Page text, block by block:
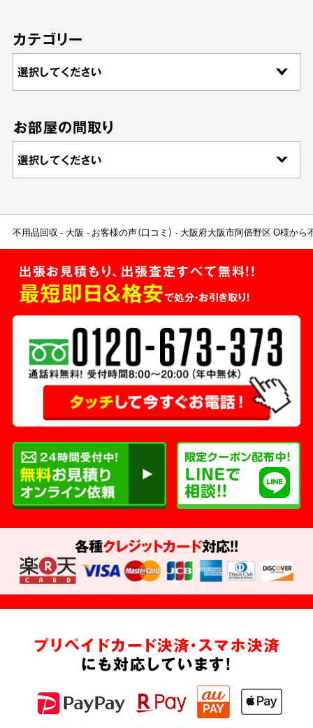
カテゴリー
お部屋の間取り
不用品回収 大阪 お客様の声（口コミ） 大阪府大阪市阿倍野区 O様から
出張お見積もり、出張査定すべて無料!!
最短即日＆格安で処分・お引き取り！
各種クレジットカード対応!!
プリペイドカード決済・スマホ決済
にも対応しています!